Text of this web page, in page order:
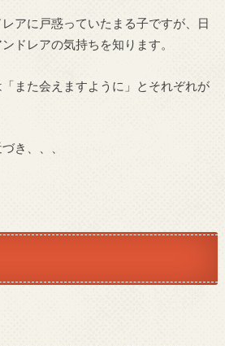
アに戸惑っていたまる子ですが、日
ドレアの気持ちを知ります。
また会えますように」とそれぞれが
き、、、